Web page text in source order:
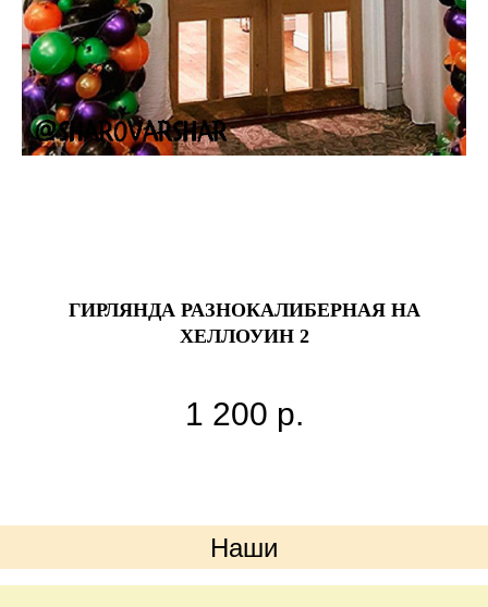
ГИРЛЯНДА РАЗНОКАЛИБЕРНАЯ НА
ХЕЛЛОУИН 2
1 200 р.
Наши
преимущества